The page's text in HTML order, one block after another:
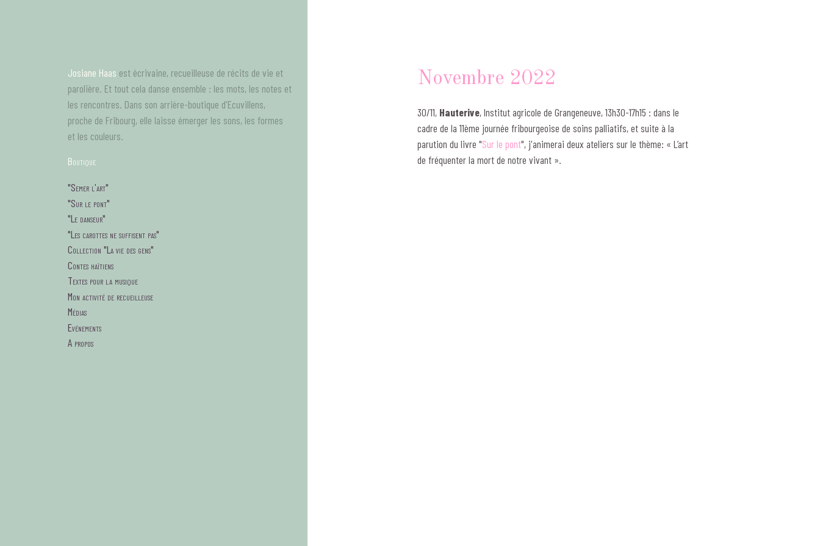
Novembre 2022
30/11, Hauterive, Institut agricole de Grangeneuve, 13h30-17h15 : dans le
cadre de la 11ème journée fribourgeoise de soins palliatifs, et suite à la
parution du livre "Sur le pont", j'animerai deux ateliers sur le thème: « L’art
de fréquenter la mort de notre vivant ».
Josiane Haas est écrivaine, recueilleuse de récits de vie et
parolière. Et tout cela danse ensemble : les mots, les notes et
les rencontres. Dans son arrière-boutique d'Ecuvillens,
proche de Fribourg, elle laisse émerger les sons, les formes
et les couleurs.
Boutique
tagsMenu
"Semer l'art"
"Sur le pont"
"Le danseur"
"Les carottes ne suffisent pas"
Collection "La vie des gens"
Contes haïtiens
Textes pour la musique
Mon activité de recueilleuse
Médias
Evénements
A propos